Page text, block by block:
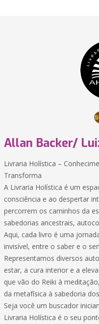
Allan Backer/
Livraria Holística –
Transforma
A Livraria Holística é um
consciência e ao despertar
percorrem os caminhos da
sabedorias ancestrais,
Aqui, cada livro é uma
invisível, entre o saber e o
Representamos diversos
estar, a cura interior e a
que vão do Reiki à
da metafísica à sabedoria
Seja você um buscador
Livraria Holística é o seu